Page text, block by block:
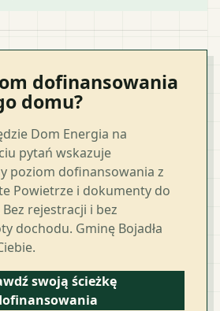
dofinansowania
domu?
Dom Energia na
pytań wskazuje
poziom dofinansowania z
Powietrze i dokumenty do
rejestracji i bez
dochodu. Gminę Bojadła
swoją ścieżkę